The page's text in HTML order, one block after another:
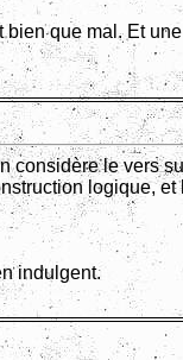
bien que mal. Et
considère le vers
logique,
indulgent.